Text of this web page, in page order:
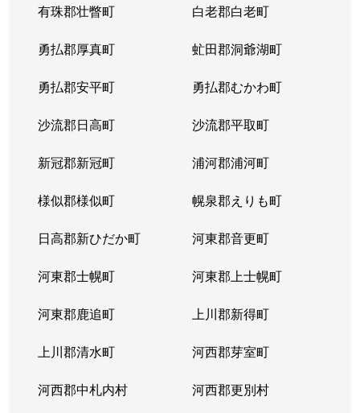
有珠郡壮瞥町 白老郡白老町
勇払郡厚真町 虻田郡洞爺湖町
勇払郡安平町 勇払郡むかわ町
沙流郡日高町 沙流郡平取町
新冠郡新冠町 浦河郡浦河町
様似郡様似町 幌泉郡えりも町
日高郡新ひだか町 河東郡音更町
河東郡士幌町 河東郡上士幌町
河東郡鹿追町 上川郡新得町
上川郡清水町 河西郡芽室町
河西郡中札内村 河西郡更別村